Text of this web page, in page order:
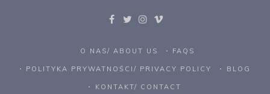
O NAS/ ABOUT US FAQS
POLITYKA PRYWATNOŚCI/ PRIVACY POLICY BLOG
KONTAKT/ CONTACT